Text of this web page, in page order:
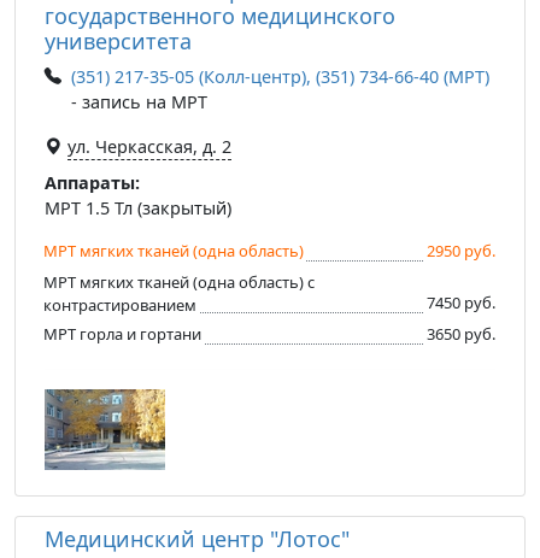
государственного медицинского
университета
(351) 217-35-05 (Колл-центр), (351) 734-66-40 (МРТ)
- запись на МРТ
ул. Черкасская, д. 2
Аппараты:
МРТ 1.5 Тл (закрытый)
МРТ мягких тканей (одна область)
2950 руб.
МРТ мягких тканей (одна область) с
контрастированием
7450 руб.
МРТ горла и гортани
3650 руб.
Медицинский центр "Лотос"